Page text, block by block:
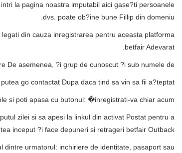
la pagina noastra imputabil aici gase?ti persoanele
dvs. poate ob?ine bune Fillip din domeniu.
din cauza inregistrarea pentru aceasta platforma
betfair Adevarat.
De asemenea, ?i grup de cunoscut ?i sub numele de.
go contactat Dupa daca tind sa vin sa fii a?teptat.
si poti apasa cu butonul: �inregistrati-va chiar acum�.
zilei si sa apesi la linkul din activat Postat pentru a
inceput ?i face depuneri si retrageri betfair Outback.
dintre urmatorul: inchiriere de identitate, pasaport sau